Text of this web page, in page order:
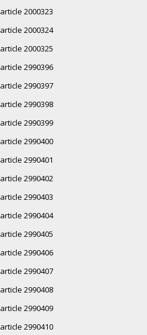
article 2000323
article 2000324
article 2000325
article 2990396
article 2990397
article 2990398
article 2990399
article 2990400
article 2990401
article 2990402
article 2990403
article 2990404
article 2990405
article 2990406
article 2990407
article 2990408
article 2990409
article 2990410